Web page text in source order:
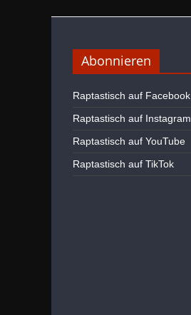
Abonnieren
Raptastisch auf Facebook
Raptastisch auf Instagram
Raptastisch auf YouTube
Raptastisch auf TikTok